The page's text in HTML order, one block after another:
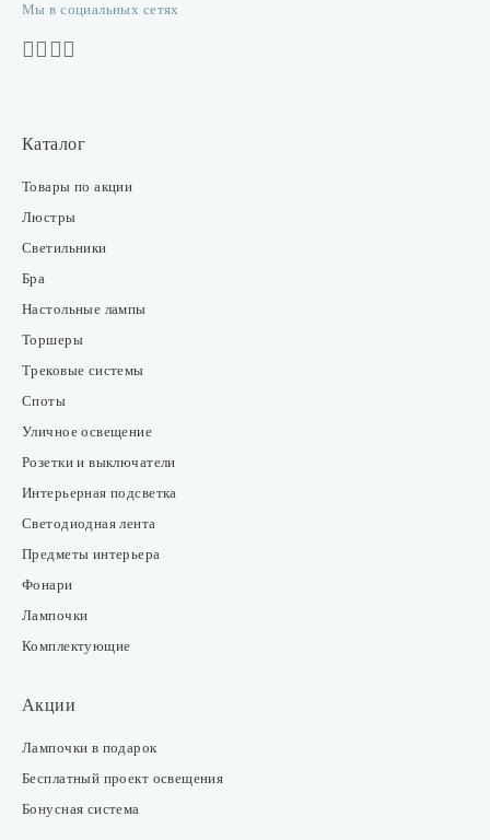
Мы в социальных сетях
Каталог
Товары по акции
Люстры
Светильники
Бра
Настольные лампы
Торшеры
Трековые системы
Споты
Уличное освещение
Розетки и выключатели
Интерьерная подсветка
Светодиодная лента
Предметы интерьера
Фонари
Лампочки
Комплектующие
Акции
Лампочки в подарок
Бесплатный проект освещения
Бонусная система